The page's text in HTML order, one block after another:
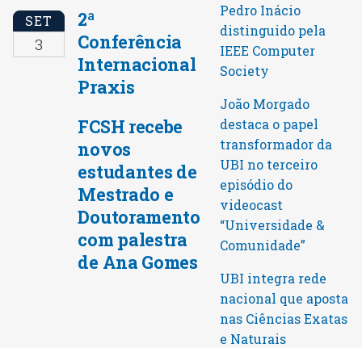
SET
3
2ª
Conferência
Internacional
Praxis
FCSH recebe
novos
estudantes de
Mestrado e
Doutoramento
com palestra
de Ana Gomes
Pedro Inácio
distinguido pela
IEEE Computer
Society
João Morgado
destaca o papel
transformador da
UBI no terceiro
episódio do
videocast
“Universidade &
Comunidade”
UBI integra rede
nacional que aposta
nas Ciências Exatas
e Naturais